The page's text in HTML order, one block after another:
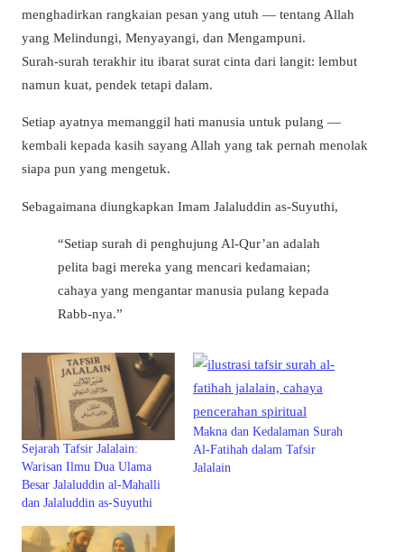
menghadirkan rangkaian pesan yang utuh — tentang Allah
yang Melindungi, Menyayangi, dan Mengampuni.
Surah-surah terakhir itu ibarat surat cinta dari langit: lembut
namun kuat, pendek tetapi dalam.
Setiap ayatnya memanggil hati manusia untuk pulang —
kembali kepada kasih sayang Allah yang tak pernah menolak
siapa pun yang mengetuk.
Sebagaimana diungkapkan Imam Jalaluddin as-Suyuthi,
“Setiap surah di penghujung Al-Qur’an adalah
pelita bagi mereka yang mencari kedamaian;
cahaya yang mengantar manusia pulang kepada
Rabb-nya.”
Sejarah Tafsir Jalalain:
Warisan Ilmu Dua Ulama
Besar Jalaluddin al-Mahalli
dan Jalaluddin as-Suyuthi
Makna dan Kedalaman Surah
Al-Fatihah dalam Tafsir
Jalalain